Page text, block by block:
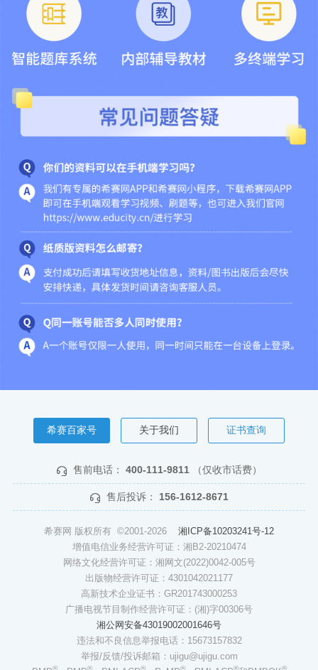
希赛百家号 关于我们 证书查询
售前电话： 400-111-9811 （仅收市话费）
售后投诉： 156-1612-8671
希赛网 版权所有 ©2001-2026 湘ICP备10203241号-12
增值电信业务经营许可证：湘B2-20210474
网络文化经营许可证：湘网文(2022)0042-005号
出版物经营许可证：4301042021177
高新技术企业证书：GR201743000253
广播电视节目制作经营许可证：(湘)字00306号
湘公网安备43019002001646号
违法和不良信息举报电话：15673157832
举报/反馈/投诉邮箱：ujigu@ujigu.com
® ® ® ® ® ®